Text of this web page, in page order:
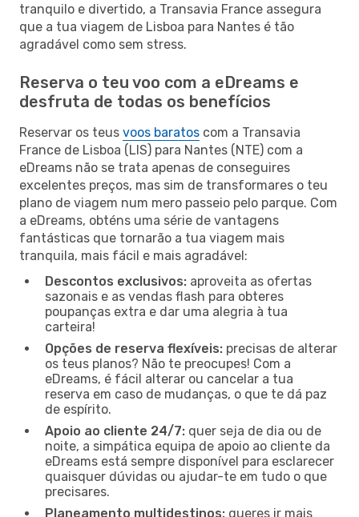
tranquilo e divertido, a Transavia France assegura
que a tua viagem de Lisboa para Nantes é tão
agradável como sem stress.
Reserva o teu voo com a eDreams e
desfruta de todas os benefícios
Reservar os teus voos baratos com a Transavia
France de Lisboa (LIS) para Nantes (NTE) com a
eDreams não se trata apenas de conseguires
excelentes preços, mas sim de transformares o teu
plano de viagem num mero passeio pelo parque. Com
a eDreams, obténs uma série de vantagens
fantásticas que tornarão a tua viagem mais
tranquila, mais fácil e mais agradável:
Descontos exclusivos: aproveita as ofertas
sazonais e as vendas flash para obteres
poupanças extra e dar uma alegria à tua
carteira!
Opções de reserva flexíveis: precisas de alterar
os teus planos? Não te preocupes! Com a
eDreams, é fácil alterar ou cancelar a tua
reserva em caso de mudanças, o que te dá paz
de espírito.
Apoio ao cliente 24/7: quer seja de dia ou de
noite, a simpática equipa de apoio ao cliente da
eDreams está sempre disponível para esclarecer
quaisquer dúvidas ou ajudar-te em tudo o que
precisares.
Planeamento multidestinos: queres ir mais